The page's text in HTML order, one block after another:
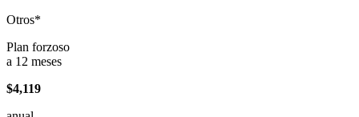
Otros*
Plan forzoso
a 12 meses
$4,119